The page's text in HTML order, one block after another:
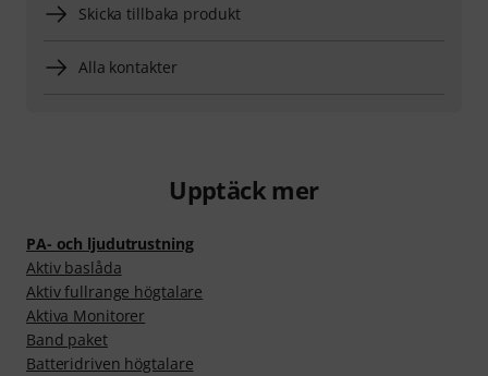
Skicka tillbaka produkt
Alla kontakter
Upptäck mer
PA- och ljudutrustning
Aktiv baslåda
Aktiv fullrange högtalare
Aktiva Monitorer
Band paket
Batteridriven högtalare